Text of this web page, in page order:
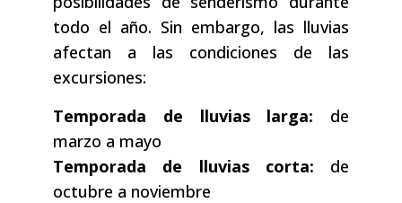
todo el año. Sin embargo, las lluvias
afectan a las condiciones de las
excursiones:
Temporada de lluvias larga: de
marzo a mayo
Temporada de lluvias corta: de
octubre a noviembre